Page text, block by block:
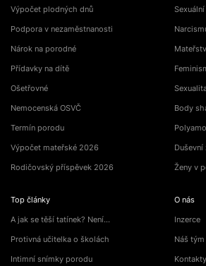
Výpočet plodných dnů
Podpora v nezaměstnanosti
Nárok na porodné
Přídavky na dítě
Ošetřovné
Nemocenská OSVČ
Termín porodu
Výpočet mateřské 2026
Rodičovský příspěvek 2026
Top články
A jak se těší tatínek? Není…
Protivná učitelka o školách
Intimní snímky porodu
Body
Duševní
Ženy v
O nás
Inzerce
Náš tým
Kontakty